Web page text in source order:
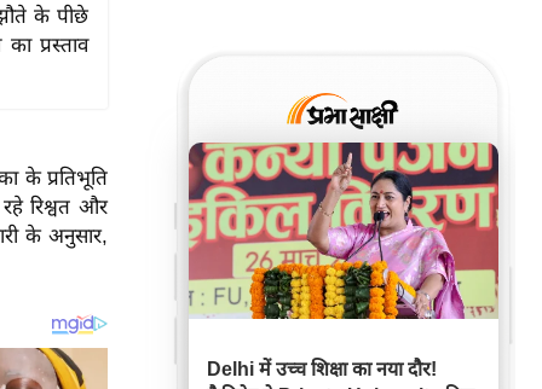
के पीछे
प्रस्ताव
के प्रतिभूति
रिश्वत और
के अनुसार,
Delhi में उच्च शिक्षा का नया दौर!